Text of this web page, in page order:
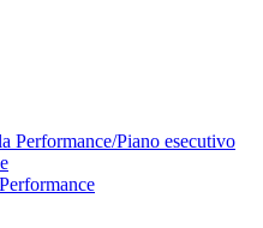
Performance/Piano esecutivo